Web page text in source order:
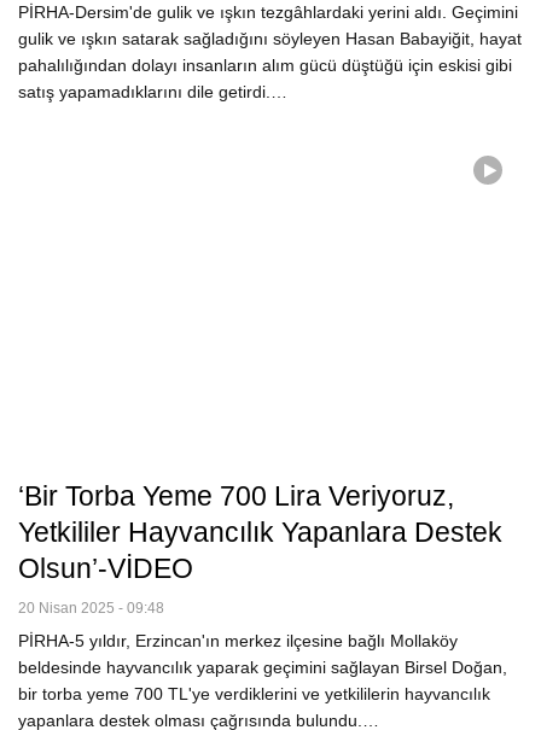
PİRHA-Dersim'de gulik ve ışkın tezgâhlardaki yerini aldı. Geçimini
gulik ve ışkın satarak sağladığını söyleyen Hasan Babayiğit, hayat
pahalılığından dolayı insanların alım gücü düştüğü için eskisi gibi
satış yapamadıklarını dile getirdi.…
‘Bir Torba Yeme 700 Lira Veriyoruz,
Yetkililer Hayvancılık Yapanlara Destek
Olsun’-VİDEO
20 Nisan 2025 - 09:48
PİRHA-5 yıldır, Erzincan'ın merkez ilçesine bağlı Mollaköy
beldesinde hayvancılık yaparak geçimini sağlayan Birsel Doğan,
bir torba yeme 700 TL'ye verdiklerini ve yetkililerin hayvancılık
yapanlara destek olması çağrısında bulundu.…